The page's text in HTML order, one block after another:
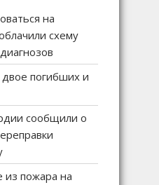
на
схему
погибших и
сообщили о
из пожара на